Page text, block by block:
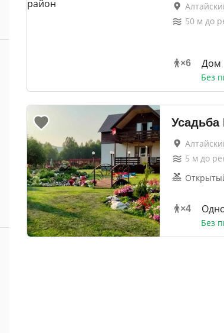
50м до
×6 Дом
Без
Усадьба
5 м до
×4
Без